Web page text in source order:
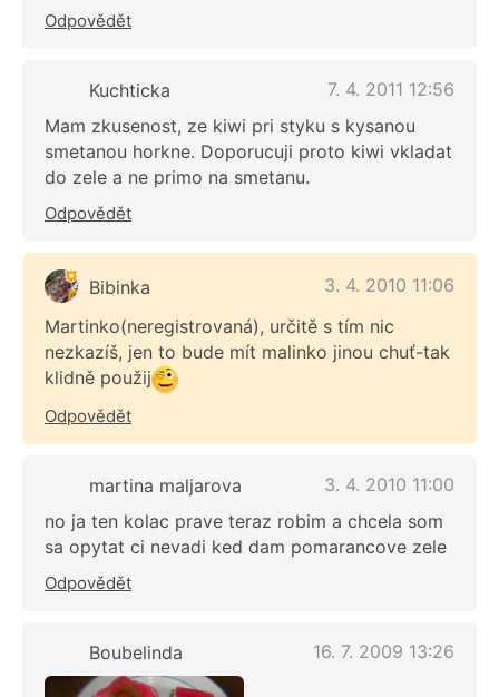
Odpovědět
Kuchticka
7. 4. 2011 12:56
Mam zkusenost, ze kiwi pri styku s kysanou
smetanou horkne. Doporucuji proto kiwi vkladat
do zele a ne primo na smetanu.
Odpovědět
Bibinka
3. 4. 2010 11:06
Martinko(neregistrovaná), určitě s tím nic
nezkazíš, jen to bude mít malinko jinou chuť-tak
klidně použij
Odpovědět
martina maljarova
3. 4. 2010 11:00
no ja ten kolac prave teraz robim a chcela som
sa opytat ci nevadi ked dam pomarancove zele
Odpovědět
Boubelinda 16. 7. 2009 13:26